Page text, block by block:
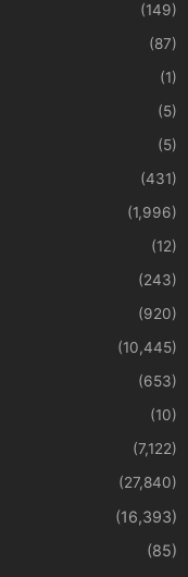
(149)
(87)
(1)
(5)
(5)
(431)
(1,996)
(12)
(243)
(920)
(10,445)
(653)
(10)
(7,122)
(27,840)
(16,393)
(85)